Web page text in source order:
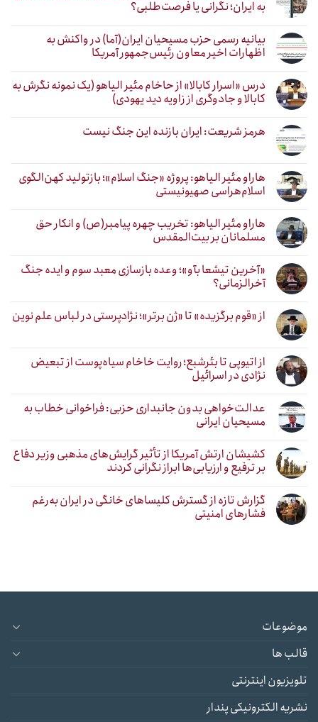
به ایران؛ نگرانی یا فرصت‌طلبی؟
بیانیه رسمی حزب مسیحیان ایران(آما) در واکنش به
اظهارات اخیر معاون رئیس‌جمهور آمریکا
درس «اسرار کابالا» از حاخام مئیر الیاهو (یک نمونه نگرش به
کابالا و جادوگری از زاویه دید یهودی)
هرمز شریعت: ایران بازنده این جنگ نیست
هاراو مئیر الیاهو: پروژه «جنگ اسلام»؛ بازتولید کهن‌الگوی
اسلام‌هراسی صهیونیستی
هاراو مئیر الیاهو: تخریب چهره پیامبر(ص) و انکار حق
مسلمانان بر بیت‌المقدس
«آخرین تیشعا بآو»؛ وعده بازسازی معبد سوم و ایده جنگ
آخرالزمانی؟
از «قوم برگزیده» تا «ژن برتر»؛ نژادپرستی در لباس علم نوین
از اتیوپی تا بئرشبع؛ روایت خاخام سیاه‌پوست از تبعیض
نژادی در اسرائیل
عدالت‌خواهی بدون جانبداری حزبی: فراخوانی خطاب به
مسیحیان ایرانی
کشیشان ارتش آمریکا از تأثیر گرایش‌های مذهبی وزیر دفاع
بر ترفیع و ارزیابی‌ها ابراز نگرانی کردند
گزارش تازه از گسترش کلیساهای خانگی در ایران به‌رغم
فشارهای امنیتی
موضوعات
قالب ها
تلویزیون اینترنتی
نشریه الکترونیکی پندار